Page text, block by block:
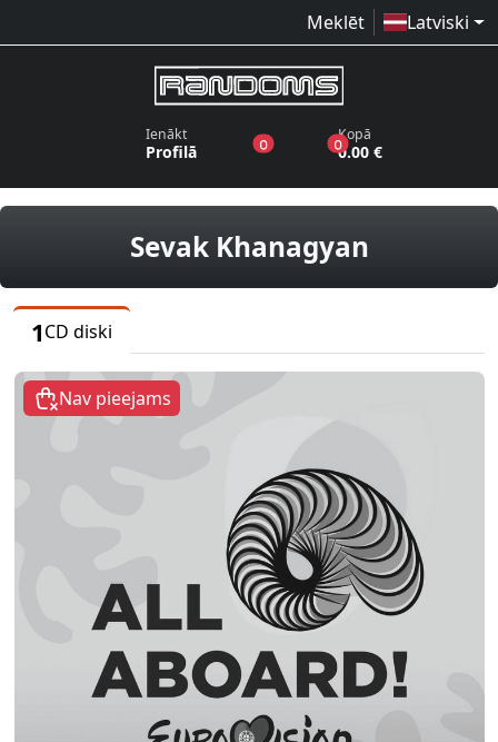
Meklēt Latviski
Ienākt
Profilā 0produkti vēlmju sarakstā
0produkti grozā
Kopā
0.00 €
Sevak KhanagyanCD diski
1CD diski
Nav pieejams